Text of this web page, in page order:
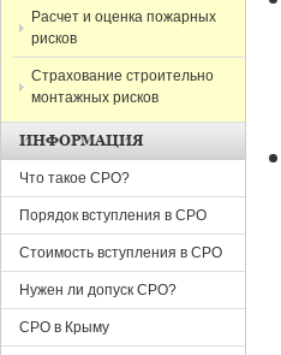
Расчет и оценка пожарных
рисков
Страхование строительно
монтажных рисков
ИНФОРМАЦИЯ
Что такое СРО?
Порядок вступления в СРО
Стоимость вступления в СРО
Нужен ли допуск СРО?
СРО в Крыму